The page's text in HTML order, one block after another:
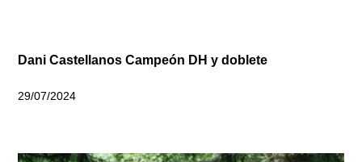
Dani Castellanos Campeón DH y doblete
29/07/2024